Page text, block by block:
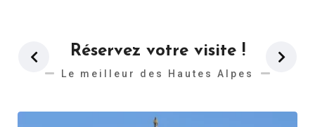
Réservez votre visite !
Le meilleur des Hautes Alpes